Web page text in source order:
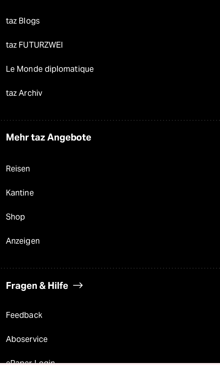
taz Blogs
taz FUTURZWEI
Le Monde diplomatique
taz Archiv
Mehr taz Angebote
Reisen
Kantine
Shop
Anzeigen
Fragen & Hilfe
Feedback
Aboservice